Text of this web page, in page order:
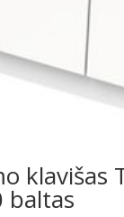
klavišas
baltas